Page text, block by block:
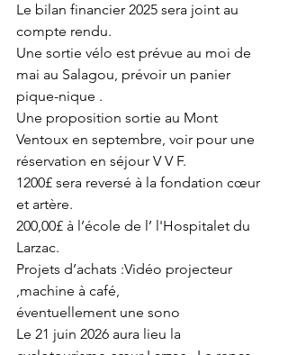
Le bilan financier 2025 sera joint au
compte rendu.
Une sortie vélo est prévue au moi de
mai au Salagou, prévoir un panier
pique-nique .
Une proposition sortie au Mont
Ventoux en septembre, voir pour une
réservation en séjour V V F.
1200£ sera reversé à la fondation cœur
et artère.
200,00£ à l’école de l’ l'Hospitalet du
Larzac.
Projets d’achats :Vidéo projecteur
,machine à café,
éventuellement une sono
Le 21 juin 2026 aura lieu la